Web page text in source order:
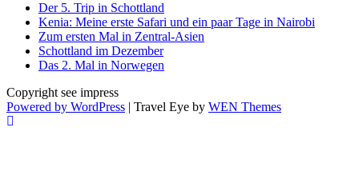
Der 5. Trip in Schottland
Kenia: Meine erste Safari und ein paar Tage in Nairobi
Zum ersten Mal in Zentral-Asien
Schottland im Dezember
Das 2. Mal in Norwegen
Copyright see impress
Powered by WordPress | Travel Eye by WEN Themes